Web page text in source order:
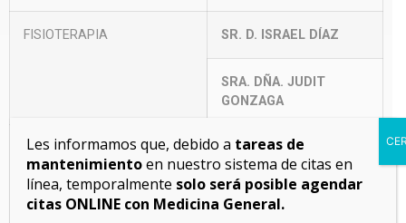
FISIOTERAPIA SR. D. ISRAEL DÍAZ
SRA. DÑA. JUDIT
GONZAGA
GINECOLOGIA
DR. MANUEL SAINZ DE
ROZAS
DRA. JOSEFA ARAGÓN
Les informamos que, debido a tareas de
mantenimientoen nuestro sistema de citas en
línea, temporalmente solo será posible agendar
citas ONLINE con Medicina General.